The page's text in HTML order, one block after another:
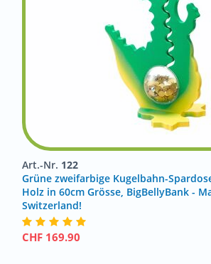
Art.-Nr. 122
Grüne zweifarbige Kugelbahn-
Holz in 60cm Grösse, BigBellyBank -
Switzerland!
CHF 169.90